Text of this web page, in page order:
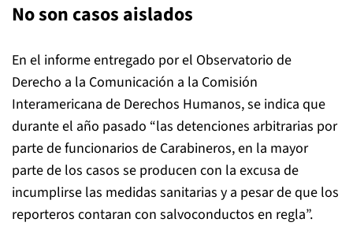
No son casos aislados
En el informe entregado por el Observatorio de
Derecho a la Comunicación a la Comisión
Interamericana de Derechos Humanos, se indica que
durante el año pasado “las detenciones arbitrarias por
parte de funcionarios de Carabineros, en la mayor
parte de los casos se producen con la excusa de
incumplirse las medidas sanitarias y a pesar de que los
reporteros contaran con salvoconductos en regla”.